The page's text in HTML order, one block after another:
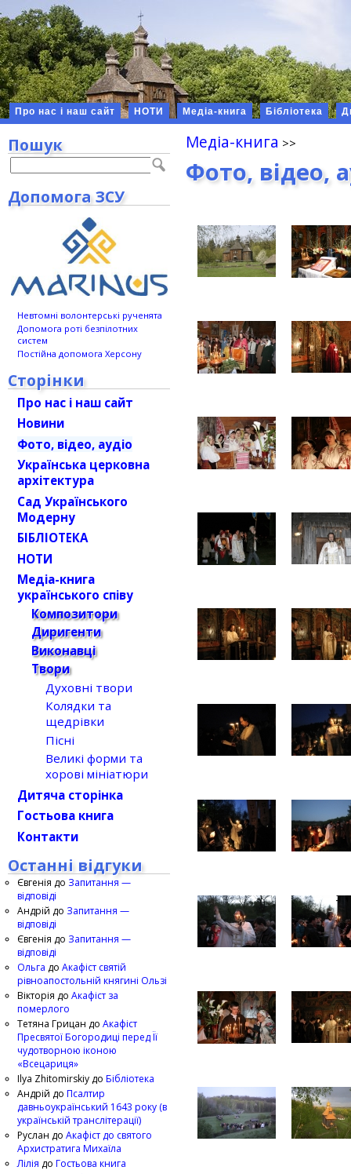
Про нас і наш сайт НОТИ Медіа-книга Бібліотека
Медіа-книга
Фото, відео,
Пошук
Допомога ЗСУ
Невтомні волонтерські рученята
Допомога роті безпілотних
систем
Постійна допомога Херсону
Сторінки
Про нас і наш сайт
Новини
Фото, відео, аудіо
Українська церковна
архітектура
Сад Українського
Модерну
БІБЛІОТЕКА
НОТИ
Медіа-книга
українського співу
Композитори
Диригенти
Виконавці
Твори
Духовні твори
Колядки та
щедрівки
Пісні
Великі форми та
хорові мініатюри
Дитяча сторінка
Гостьова книга
Контакти
Останні відгуки
Євгенія до Запитання —
відповіді
Андрій до Запитання —
відповіді
Євгенія до Запитання —
відповіді
Ольга до Акафіст святій
рівноапостольній княгині Ользі
Вікторія до Акафіст за
померлого
Тетяна Грицан до Акафіст
Пресвятої Богородиці перед Її
чудотворною іконою
«Всецариця»
Ilya Zhitomirskiy до Бібліотека
Андрій до Псалтир
давньоукраїнський 1643 року (в
українській транслітерації)
Руслан до Акафіст до святого
Архистратига Михаїла
Лілія до Гостьова книга